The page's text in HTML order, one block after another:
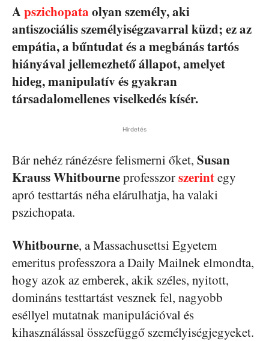
Apszichopata olyan személy, aki
antiszociális személyiségzavarral küzd; ez az
empátia, a bűntudat és a megbánás tartós
hiányával jellemezhető állapot, amelyet
hideg, manipulatív és gyakran
társadalomellenes viselkedés kísér.
Hirdetés
Bár nehéz ránézésre felismerni őket, Susan
KraussWhitbourneprofesszorszerintegy
apró testtartás néha elárulhatja, ha valaki
pszichopata.
Whitbourne, a Massachusettsi Egyetem
emeritus professzora a Daily Mailnek elmondta,
hogy azok az emberek, akik széles, nyitott,
domináns testtartást vesznek fel, nagyobb
eséllyel mutatnak manipulációval és
kihasználással összefüggő személyiségjegyeket.